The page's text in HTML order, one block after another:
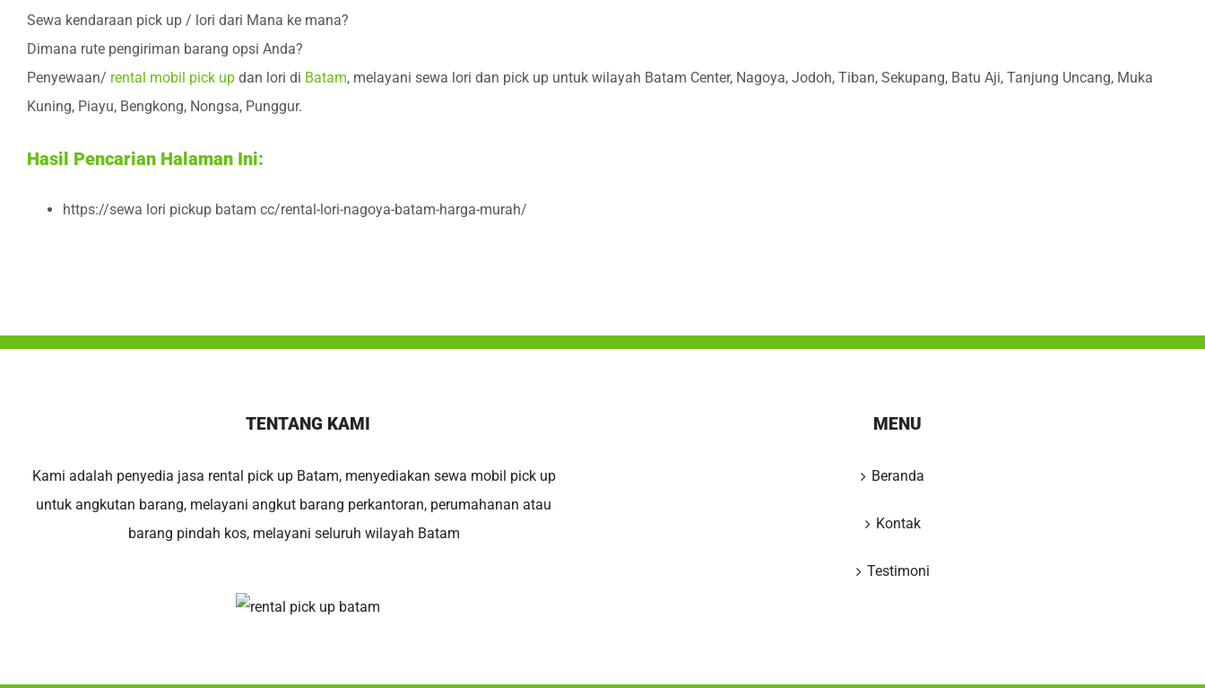
Sewa kendaraan pick up / lori dari Mana ke mana?
Dimana rute pengiriman barang opsi Anda?
Penyewaan/ rental mobil pick up dan lori di Batam, melayani sewa lori dan pick up untuk wilayah Batam Center, Nagoya, Jodoh, Tiban, Sekupang, Batu Aji, Tanjung Uncang, Muka
Kuning, Piayu, Bengkong, Nongsa, Punggur.
Hasil Pencarian Halaman Ini:
https://sewa lori pickup batam cc/rental-lori-nagoya-batam-harga-murah/
TENTANG KAMI
Kami adalah penyedia jasa rental pick up Batam, menyediakan sewa mobil pick up
untuk angkutan barang, melayani angkut barang perkantoran, perumahanan atau
barang pindah kos, melayani seluruh wilayah Batam
MENU
Beranda
Kontak
Testimoni